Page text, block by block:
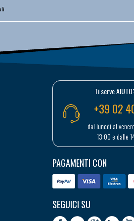
Ti serve
+39 02
dal lunedì al
13:00 e dalle
PAGAMENTI CON
SEGUICI SU